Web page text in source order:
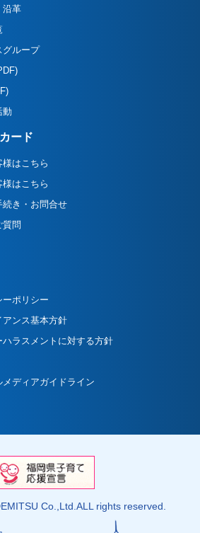
沿革
グループ
動
ード
はこちら
はこちら
続き・お問合せ
質問
ーポリシー
アンス基本方針
ハラスメントに対する方針
メディアガイドライン
Co.,Ltd.ALL rights reserved.